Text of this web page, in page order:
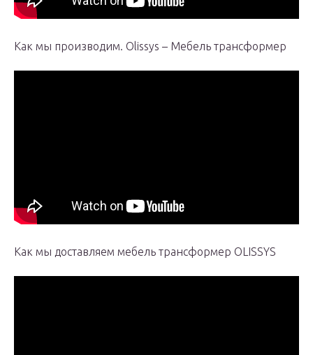
Как мы производим. Olissys – Мебель трансформер
Как мы доставляем мебель трансформер OLISSYS